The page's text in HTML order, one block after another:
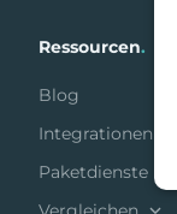
Ressourcen.
Blog
Integrationen
Paketdienste